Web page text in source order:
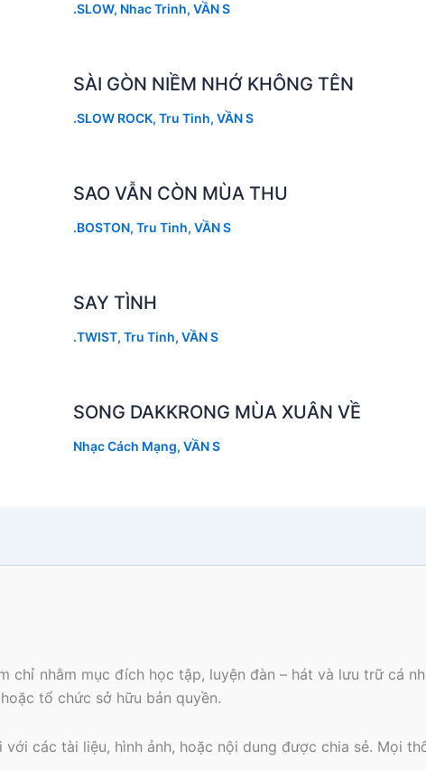
.SLOW, Nhac Trinh, VẦN S
SÀI GÒN NIỀM NHỚ KHÔNG TÊN
.SLOW ROCK, Tru Tinh, VẦN S
SAO VẪN CÒN MÙA THU
.BOSTON, Tru Tinh, VẦN S
SAY TÌNH
.TWIST, Tru Tinh, VẦN S
SONG DAKKRONG MÙA XUÂN VỀ
Nhạc Cách Mạng, VẦN S
chỉ nhằm mục đích học tập, luyện đàn – hát và lưu trữ cá
tổ chức sở hữu bản quyền.
các tài liệu, hình ảnh, hoặc nội dung được chia sẻ. Mọi